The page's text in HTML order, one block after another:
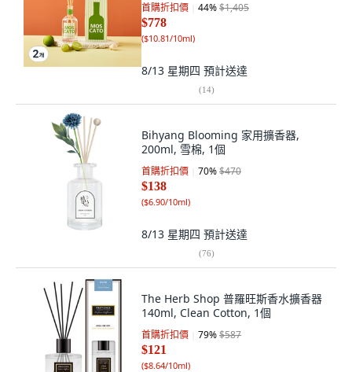
首購折扣價 44%$1,405
$778
($10.81/10ml)
8/13 星期四 預計送達
(14)
Bihyang Blooming 家用擴香器,
200ml, 雪棉, 1個
首購折扣價 70%$470
$138
($6.90/10ml)
8/13 星期四 預計送達
(76)
The Herb Shop 普羅旺斯香水擴香器
140ml, Clean Cotton, 1個
首購折扣價 79%$587
$121
($8.64/10ml)